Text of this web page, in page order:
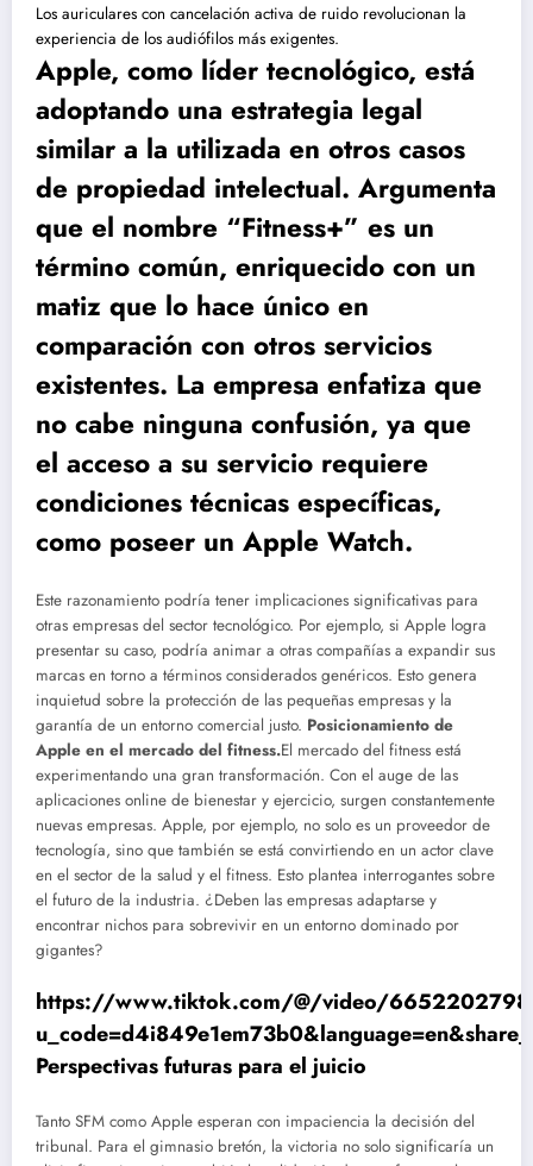
Los auriculares con cancelación activa de ruido revolucionan la
experiencia de los audiófilos más exigentes.
Apple, como líder tecnológico, está
adoptando una estrategia legal
similar a la utilizada en otros casos
de propiedad intelectual. Argumenta
que el nombre “Fitness+” es un
término común, enriquecido con un
matiz que lo hace único en
comparación con otros servicios
existentes. La empresa enfatiza que
no cabe ninguna confusión, ya que
el acceso a su servicio requiere
condiciones técnicas específicas,
como poseer un Apple Watch.
Este razonamiento podría tener implicaciones significativas para
otras empresas del sector tecnológico. Por ejemplo, si Apple logra
presentar su caso, podría animar a otras compañías a expandir sus
marcas en torno a términos considerados genéricos. Esto genera
inquietud sobre la protección de las pequeñas empresas y la
garantía de un entorno comercial justo. Posicionamiento de
Apple en el mercado del fitness.El mercado del fitness está
experimentando una gran transformación. Con el auge de las
aplicaciones online de bienestar y ejercicio, surgen constantemente
nuevas empresas. Apple, por ejemplo, no solo es un proveedor de
tecnología, sino que también se está convirtiendo en un actor clave
en el sector de la salud y el fitness. Esto plantea interrogantes sobre
el futuro de la industria. ¿Deben las empresas adaptarse y
encontrar nichos para sobrevivir en un entorno dominado por
gigantes?
https://www.tiktok.com/@/video/
Perspectivas futuras para el juicio
Tanto SFM como Apple esperan con impaciencia la decisión del
tribunal. Para el gimnasio bretón, la victoria no solo significaría un